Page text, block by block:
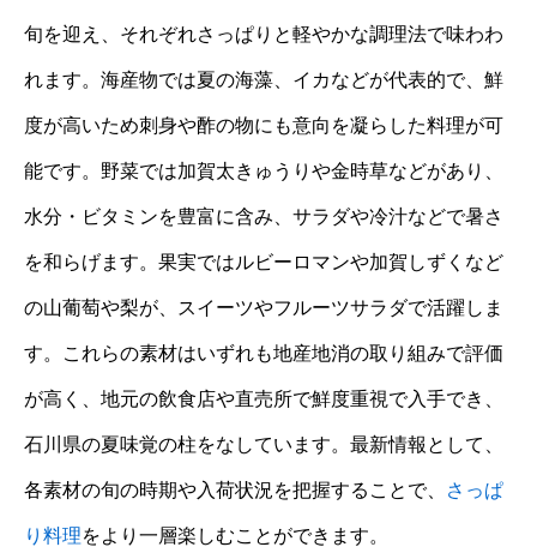
旬を迎え、それぞれさっぱりと軽やかな調理法で味わわ
れます。海産物では夏の海藻、イカなどが代表的で、鮮
度が高いため刺身や酢の物にも意向を凝らした料理が可
能です。野菜では加賀太きゅうりや金時草などがあり、
水分・ビタミンを豊富に含み、サラダや冷汁などで暑さ
を和らげます。果実ではルビーロマンや加賀しずくなど
の山葡萄や梨が、スイーツやフルーツサラダで活躍しま
す。これらの素材はいずれも地産地消の取り組みで評価
が高く、地元の飲食店や直売所で鮮度重視で入手でき、
石川県の夏味覚の柱をなしています。最新情報として、
各素材の旬の時期や入荷状況を把握することで、 さっぱ
り料理をより一層楽しむことができます。